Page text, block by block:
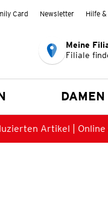
Card Newsletter Hilfe
Meine
Filiale
DAMEN
Artikel | Online